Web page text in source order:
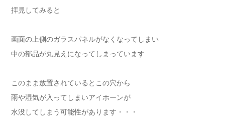
拝見してみると
画面の上側のガラスパネルがなくなってしまい
中の部品が丸見えになってしまっています
このまま放置されているとこの穴から
雨や湿気が入ってしまいアイホーンが
水没してしまう可能性があります・・・